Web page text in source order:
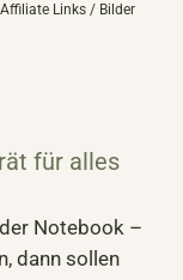
Links / Bilder
für alles
Notebook –
dann sollen